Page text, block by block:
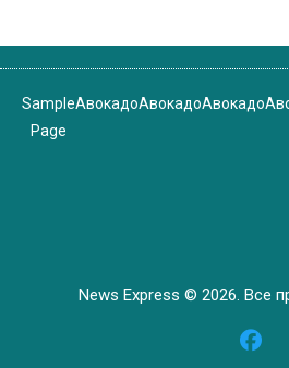
Sample
Page
АвокадоАвокадоАвокадо
News Express © 2026. Все